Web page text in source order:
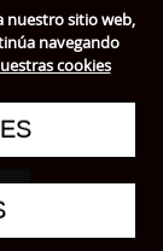
nuestro sitio web,
navegando
cookies